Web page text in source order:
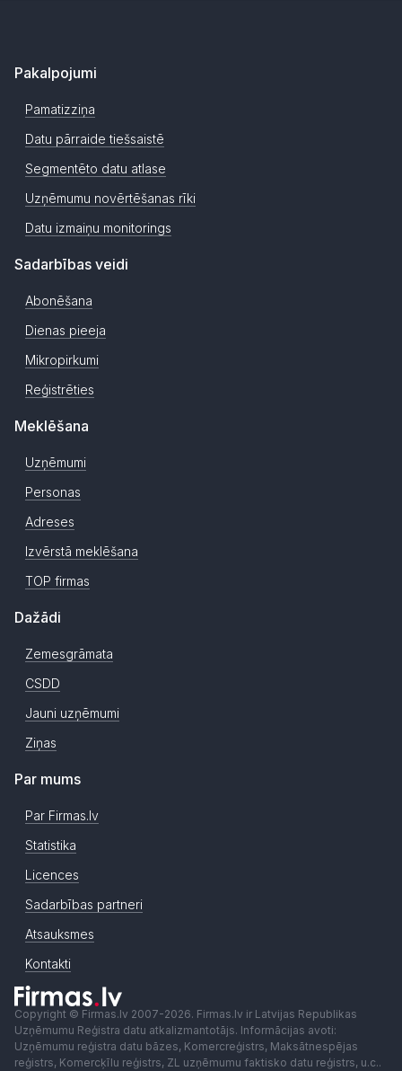
Pakalpojumi
Pamatizziņa
Datu pārraide tiešsaistē
Segmentēto datu atlase
Uzņēmumu novērtēšanas rīki
Datu izmaiņu monitorings
Sadarbības veidi
Abonēšana
Dienas pieeja
Mikropirkumi
Reģistrēties
Meklēšana
Uzņēmumi
Personas
Adreses
Izvērstā meklēšana
TOP firmas
Dažādi
Zemesgrāmata
CSDD
Jauni uzņēmumi
Ziņas
Par mums
Par Firmas.lv
Statistika
Licences
Sadarbības partneri
Atsauksmes
Kontakti
Copyright © Firmas.lv 2007-2026. Firmas.lv ir Latvijas Republikas
Uzņēmumu Reģistra datu atkalizmantotājs. Informācijas avoti:
Uzņēmumu reģistra datu bāzes, Komercreģistrs, Maksātnespējas
reģistrs, Komercķīlu reģistrs, ZL uzņēmumu faktisko datu reģistrs, u.c..